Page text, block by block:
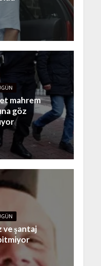
mahrem
göz
ve şantaj